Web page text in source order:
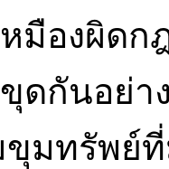
มืองผิดก
ขุดกันอย่
มทรัพย์